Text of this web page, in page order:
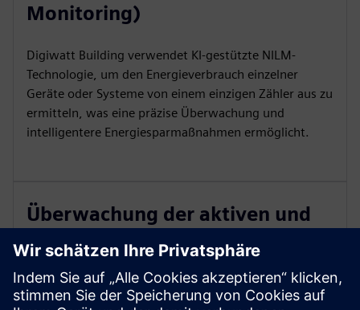
Monitoring)
Digiwatt Building verwendet KI-gestützte NILM-
Technologie, um den Energieverbrauch einzelner
Geräte oder Systeme von einem einzigen Zähler aus zu
ermitteln, was eine präzise Überwachung und
intelligentere Energiesparmaßnahmen ermöglicht.
Überwachung der aktiven und
reaktiven Energie
Digiwatt Building verfolgt sowohl aktive als auch
reaktive Energie in Echtzeit und hilft dabei,